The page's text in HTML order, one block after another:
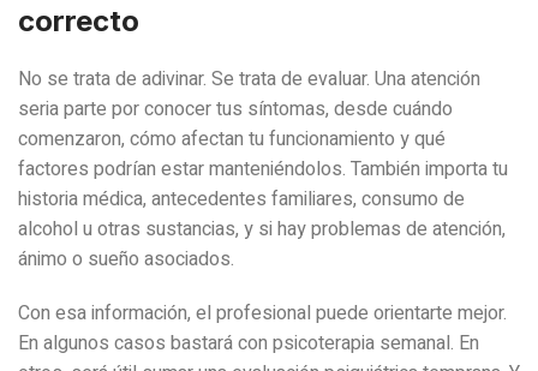
correcto
No se trata de adivinar. Se trata de evaluar. Una atención
seria parte por conocer tus síntomas, desde cuándo
comenzaron, cómo afectan tu funcionamiento y qué
factores podrían estar manteniéndolos. También importa tu
historia médica, antecedentes familiares, consumo de
alcohol u otras sustancias, y si hay problemas de atención,
ánimo o sueño asociados.
Con esa información, el profesional puede orientarte mejor.
En algunos casos bastará con psicoterapia semanal. En